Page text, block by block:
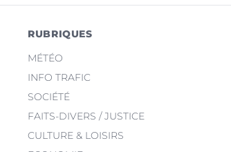
RUBRIQUES
MÉTÉO
INFO TRAFIC
SOCIÉTÉ
FAITS-DIVERS / JUSTICE
CULTURE & LOISIRS